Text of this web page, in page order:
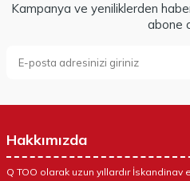
Kampanya ve yeniliklerden
abone
Hakkımızda
Q TOO olarak uzun yıllardır